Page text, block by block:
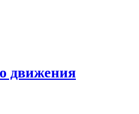
движения